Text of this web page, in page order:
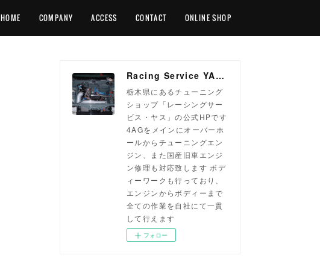
HOME COMPANY ACCESS CONTACT ONLINE SHOP
Racing Service YASU ~total tuning proshop~
栃木県にあるチューニング
ショップ「レーシングサー
ビス・ヤス」の公式HPです
4AGをメインにオーバーホ
ールからチューニングエン
ジン、また国産旧車エンジ
ン修理も対応致します ボデ
ィーワークも行っており、
エンジンからボディーまで
全ての作業を自社にて一貫
して行えます
フォロー